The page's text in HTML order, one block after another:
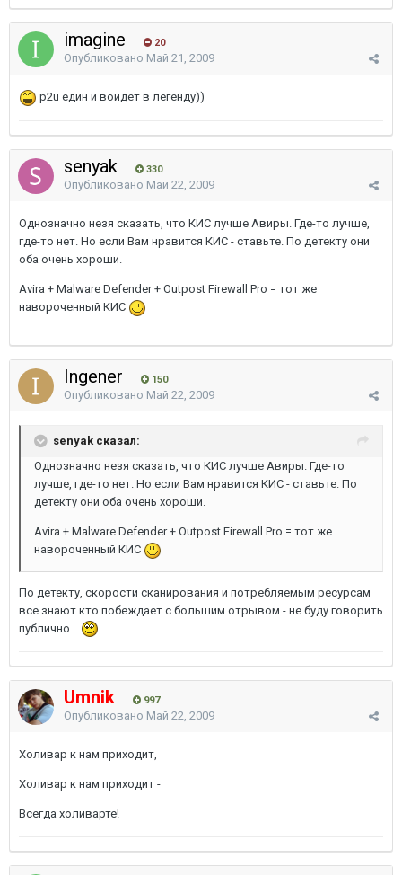
imagine 20
Опубликовано Май 21, 2009
p2u един и войдет в легенду))
senyak 330
Опубликовано Май 22, 2009
Однозначно незя сказать, что КИС лучше Авиры. Где-то лучше,
где-то нет. Но если Вам нравится КИС - ставьте. По детекту они
оба очень хороши.
Avira + Malware Defender + Outpost Firewall Pro = тот же
навороченный КИС
Ingener 150
Опубликовано Май 22, 2009
senyak сказал:
Однозначно незя сказать, что КИС лучше Авиры. Где-то
лучше, где-то нет. Но если Вам нравится КИС - ставьте. По
детекту они оба очень хороши.
Avira + Malware Defender + Outpost Firewall Pro = тот же
навороченный КИС
По детекту, скорости сканирования и потребляемым ресурсам
все знают кто побеждает с большим отрывом - не буду говорить
публично...
Umnik 997
Опубликовано Май 22, 2009
Холивар к нам приходит,
Холивар к нам приходит -
Всегда холиварте!